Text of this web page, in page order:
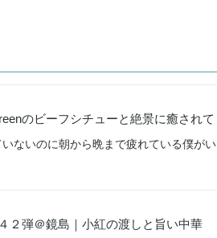
のビーフシチューと絶景に癒されて
ないのに朝から晩まで疲れている僕が
２弾＠鏡島｜小紅の渡しと旨い中華